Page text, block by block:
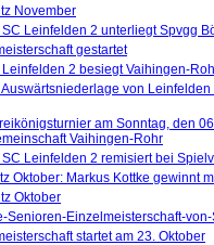
November
Leinfelden 2 unterliegt Spvgg
gestartet
2 besiegt Vaihingen-
Auswärtsniederlage von
am Sonntag, den
Vaihingen-Rohr
SC Leinfelden 2 remisiert bei
Oktober: Markus Kottke gewinnt
Oktober
Senioren-Einzelmeisterschaft-
startet am 23. Oktober